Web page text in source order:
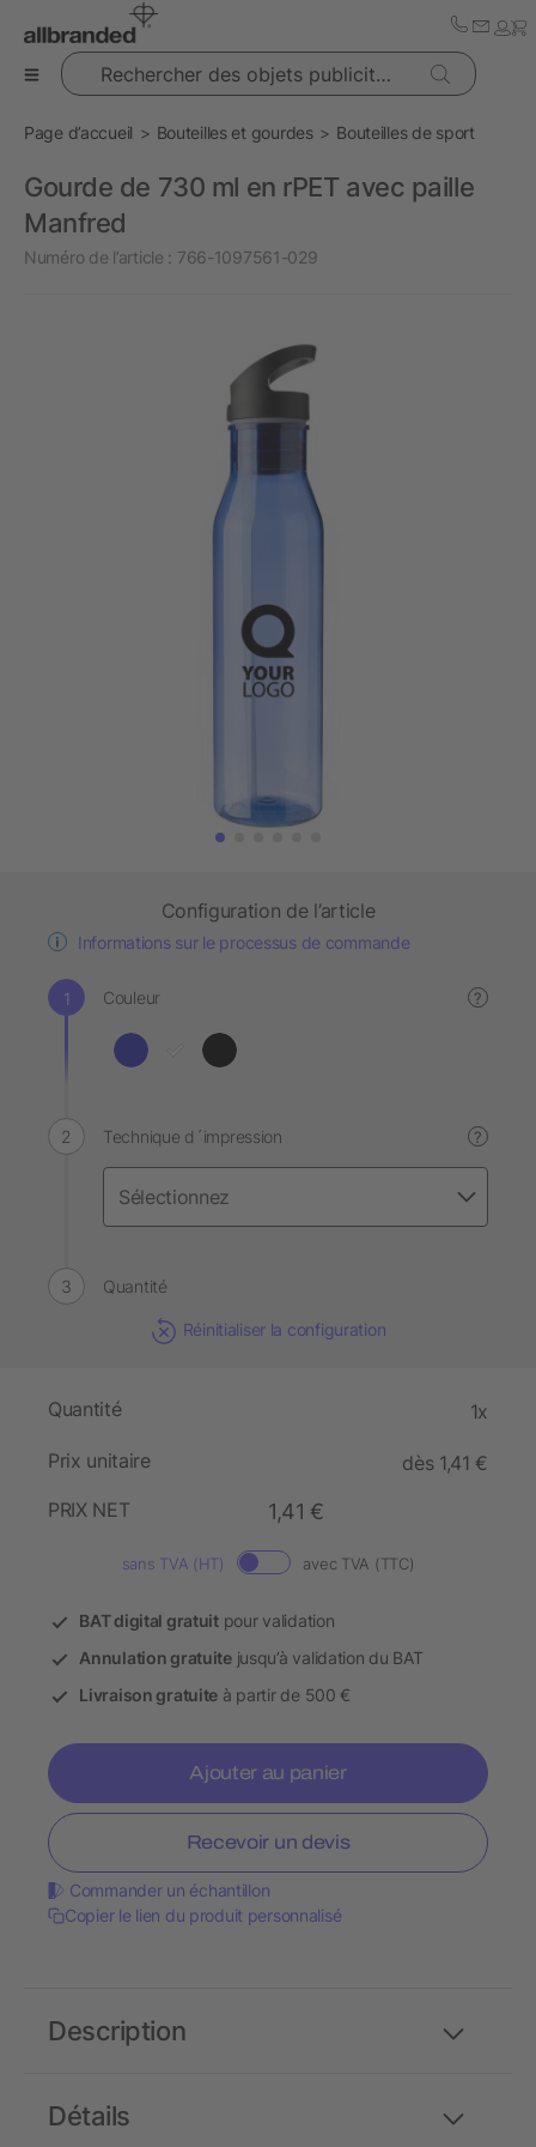
Rechercher des objets publicitaires
Page d’accueil Bouteilles et gourdes Bouteilles de sport
Gourde de 730 ml en rPET avec paille
Manfred
Numéro de l’article : 766-1097561-029
Configuration de l’article
Informations sur le processus de commande
Couleur ?
Technique d´impression ?
Quantité
Réinitialiser la configuration
Quantité 1x
Prix unitaire
dès 1,41 €
PRIX NET
1,41 €
sans TVA (HT) avec TVA (TTC)
BAT digital gratuitpour validation
Annulation gratuitejusqu’à validation du BAT
Livraison gratuite à partir de 500 €
Ajouter au panier
Recevoir un devis
Commander un échantillon
Copier le lien du produit personnalisé
Détails
Description